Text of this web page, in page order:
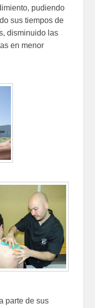
pudiendo
sus tiempos de
disminuido las
en menor
parte de sus